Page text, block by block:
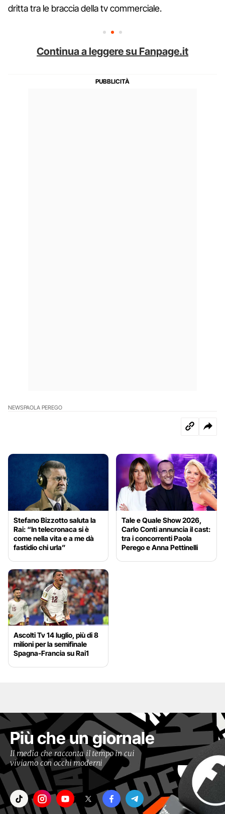
dritta tra le braccia della tv commerciale.
Continua a leggere su Fanpage.it
NEWSPAOLA PEREGO
Stefano Bizzotto saluta la
Rai: “In telecronaca si è
come nella vita e a me dà
fastidio chi urla”
Tale e Quale Show 2026,
Carlo Conti annuncia il cast:
tra i concorrenti Paola
Perego e Anna Pettinelli
Ascolti Tv 14 luglio, più di 8
milioni per la semifinale
Spagna-Francia su Rai1
Più che un giornale
Il media che racconta il tempo in cui
viviamo con occhi moderni